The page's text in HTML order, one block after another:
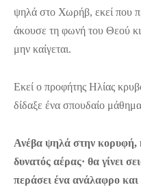
ψηλά στο Χωρήβ, εκεί που
άκουσε τη φωνή του Θεού κι
μην καίγεται.
Εκεί ο προφήτης Ηλίας
δίδαξε ένα σπουδαίο
Ανέβα ψηλά στην κορυφή,
δυνατός αέρας· θα γίνει
περάσει ένα ανάλαφρο